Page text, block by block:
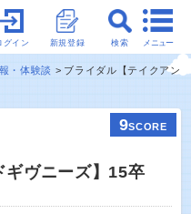
メニュー
検索
新規登録
グイン
・体験談
ブライダル【テイクアン
9SCORE
ギヴニーズ】15卒